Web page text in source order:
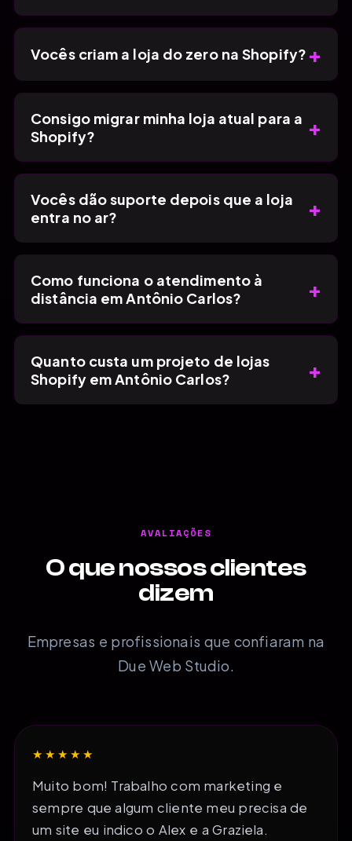
Vocês criam a loja do zero na Shopify? +
Consigo migrar minha loja atual para a
Shopify?
+
Vocês dão suporte depois que a loja
entra no ar?
+
Como funciona o atendimento à
distância em Antônio Carlos?
+
Quanto custa um projeto de lojas
Shopify em Antônio Carlos?
+
AVALIAÇÕES
O que nossos clientes
dizem
Empresas e profissionais que confiaram na
Due Web Studio.
★★★★★
Muito bom! Trabalho com marketing e
sempre que algum cliente meu precisa de
um site eu indico o Alex e a Graziela.